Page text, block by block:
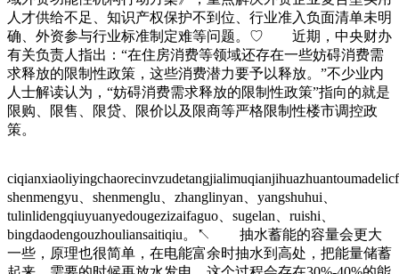
人才供给不足、知识产权保护不到位、行业准入负面清单未明
确、外资参与行业标准制定难等问题。♡ 近期，中央财办
有关负责人指出：“在住房消费等领域还存在一些妨碍消费需
求释放的限制性政策，这些消费潜力要予以释放。”不少业内
人士解读认为，“妨碍消费需求释放的限制性政策”指向的就是
限购、限售、限贷、限价以及限商等严格限制性楼市调控政
策。
shenmengyu、shenmenglu、zhanglinyan、yangshuhui、
tulinlidengqiuyuanyedougezizaifaguo、sugelan、ruishi、
bingdaodengouzhouliansaitiqiu。↖ 抽水蓄能的容量会更大
一些，原理也很简单，在电能富余时抽水到高处，把能量储蓄